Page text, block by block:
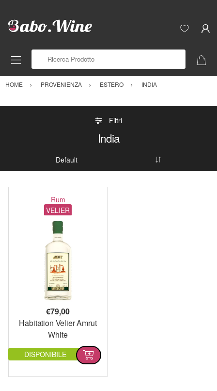
HOME PROVENIENZA ESTERO INDIA
Filtri
India
Rum
VELIER
€79,00
Habitation Velier Amrut
White
DISPONIBILE